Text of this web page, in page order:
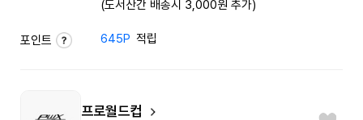
(도서산간 배송시 3,000원 추가)
포인트 645P 적립
프로월드컵